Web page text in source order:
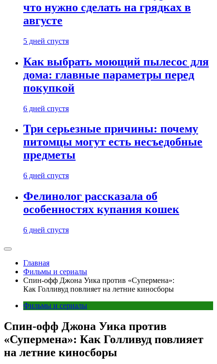
что нужно сделать на грядках в
августе
5 дней спустя
Как выбрать моющий пылесос для
дома: главные параметры перед
покупкой
6 дней спустя
Три серьезные причины: почему
питомцы могут есть несъедобные
предметы
6 дней спустя
Фелинолог рассказала об
особенностях купания кошек
6 дней спустя
Главная
Фильмы и сериалы
Спин-офф Джона Уика против «Супермена»:
Как Голливуд повлияет на летние киносборы
Фильмы и сериалы
Спин-офф Джона Уика против
«Супермена»: Как Голливуд повлияет
на летние киносборы